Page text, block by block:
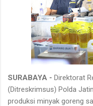
SURABAYA - Direktorat
(Ditreskrimsus) Polda
produksi minyak goreng